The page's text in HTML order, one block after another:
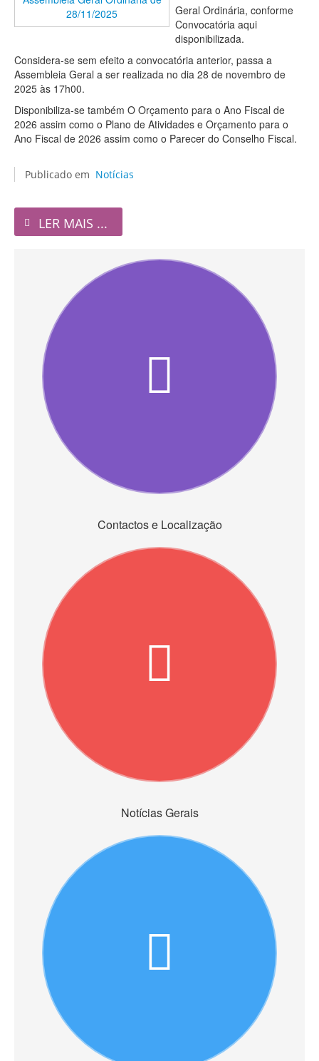
Geral Ordinária, conforme
Convocatória aqui
disponibilizada.
Considera-se sem efeito a convocatória anterior, passa a
Assembleia Geral a ser realizada no dia 28 de novembro de
2025 às 17h00.
Disponibiliza-se também O Orçamento para o Ano Fiscal de
2026 assim como o Plano de Atividades e Orçamento para o
Ano Fiscal de 2026 assim como o Parecer do Conselho Fiscal.
Publicado em Notícias
LER MAIS ...
Contactos e Localização
Notícias Gerais